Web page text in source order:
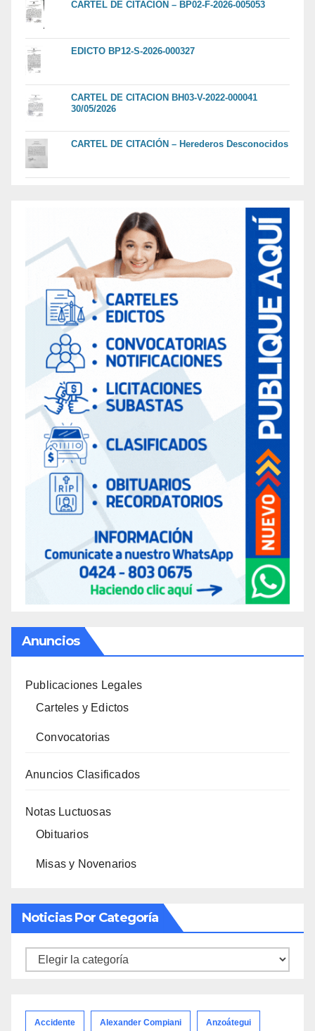
CARTEL DE CITACIÓN – BP02-F-2026-005053
EDICTO BP12-S-2026-000327
CARTEL DE CITACION BH03-V-2022-000041
30/05/2026
CARTEL DE CITACIÓN – Herederos Desconocidos
Anuncios
Publicaciones Legales
Carteles y Edictos
Convocatorias
Anuncios Clasificados
Notas Luctuosas
Obituarios
Misas y Novenarios
Noticias Por Categoría
Noticias
Accidente Alexander Compiani Anzoátegui